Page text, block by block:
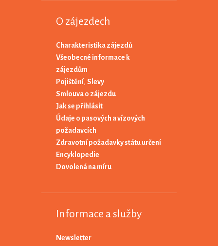
O zájezdech
Charakteristika zájezdů
Všeobecné informace k
zájezdům
Pojištění, Slevy
Smlouva o zájezdu
Jak se přihlásit
Údaje o pasových a vízových
požadavcích
Zdravotní požadavky státu určení
Encyklopedie
Dovolená na míru
Informace a služby
Newsletter